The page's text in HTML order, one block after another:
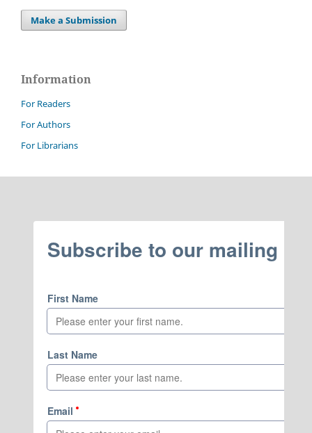
Make a Submission
Information
For Readers
For Authors
For Librarians